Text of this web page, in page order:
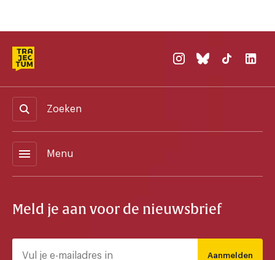
Zoeken
menu Menu
Meld je aan voor de nieuwsbrief
Aanmelden